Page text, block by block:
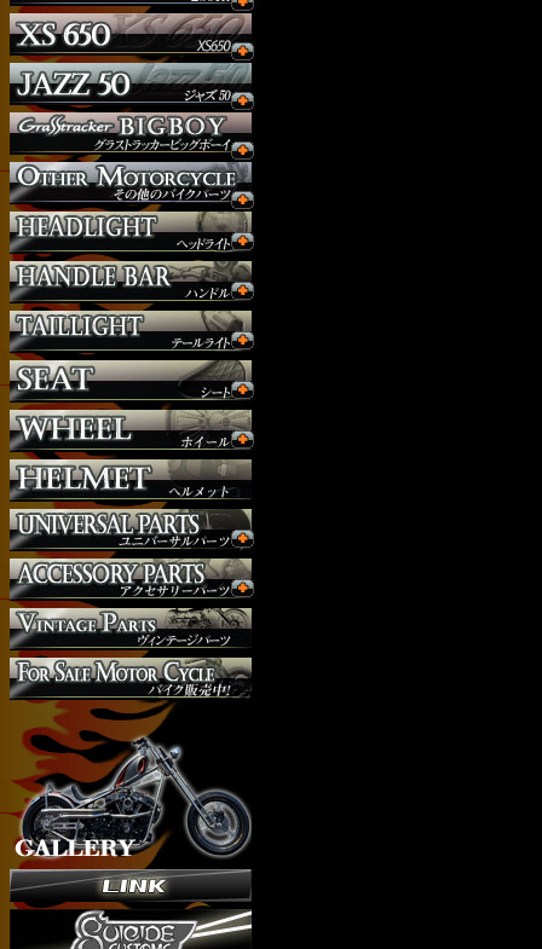
ウインカー
オーダー
ガソリンタンク
サイドナンバー
サスペンション
シート
ジョッキーシフト
ハンドルバー
ハンドル周り
ヘッドライト
マフラー
外装パーツ